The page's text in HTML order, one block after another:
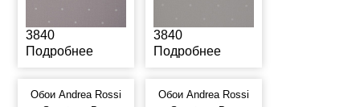
3840
Подробнее
3840
Подробнее
Обои Andrea Rossi
Обои Andrea Rossi